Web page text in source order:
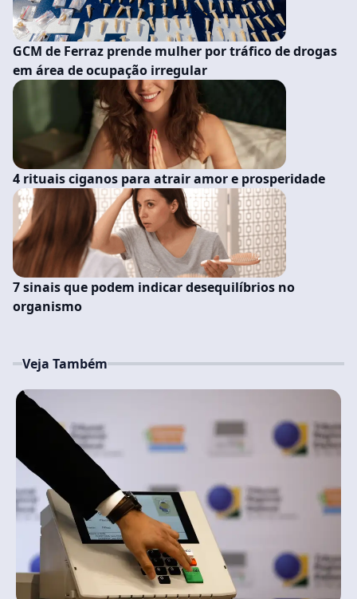
GCM de Ferraz prende mulher por tráfico de drogas
em área de ocupação irregular
4 rituais ciganos para atrair amor e prosperidade
7 sinais que podem indicar desequilíbrios no
organismo
Veja Também